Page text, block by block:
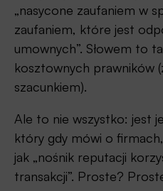
„nasycone zaufaniem w
zaufaniem, które jest
umownych”. Słowem to
kosztownych prawników
szacunkiem).
Ale to nie wszystko: jest
który gdy mówi o
jak „nośnik reputacji
transakcji”. Proste?